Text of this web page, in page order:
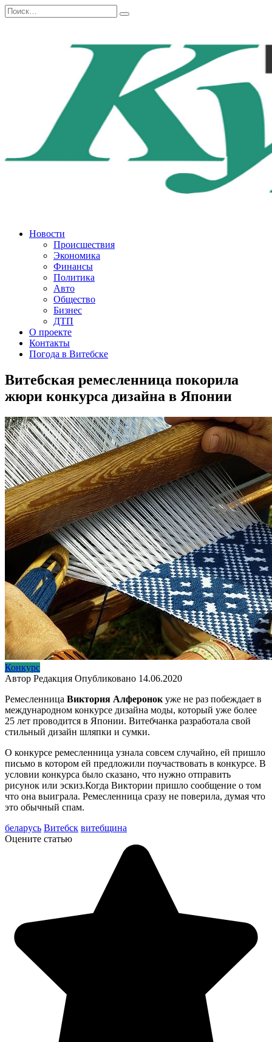
Перейти
к
Search
for:
Новости
Происшествия
Экономика
Финансы
Политика
Авто
Общество
Бизнес
ДТП
О проекте
Контакты
Погода в Витебске
Витебская ремесленница покорила
жюри конкурса дизайна в Японии
Конкурс
Автор Редакция Опубликовано 14.06.2020
Ремесленница Виктория Алферонок уже не раз побеждает в
международном конкурсе дизайна моды, который уже более
25 лет проводится в Японии. Витебчанка разработала свой
стильный дизайн шляпки и сумки.
О конкурсе ремесленница узнала совсем случайно, ей пришло
письмо в котором ей предложили поучаствовать в конкурсе. В
условии конкурса было сказано, что нужно отправить
рисунок или эскиз.Когда Виктории пришло сообщение о том
что она выиграла. Ремесленница сразу не поверила, думая что
это обычный спам.
беларусь Витебск витебщина
Оцените статью